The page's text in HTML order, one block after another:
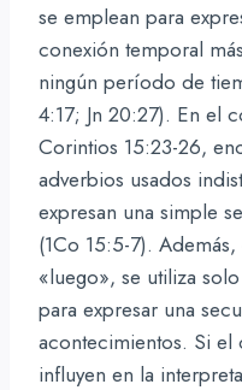
se emplean para
conexión temporal
ningún período de
4:17; Jn 20:27). En el
Corintios 15:23-26,
adverbios usados
expresan una simple
(1Co 15:5-7).
«luego», se utiliza
para expresar una
acontecimientos. Si
influyen en la